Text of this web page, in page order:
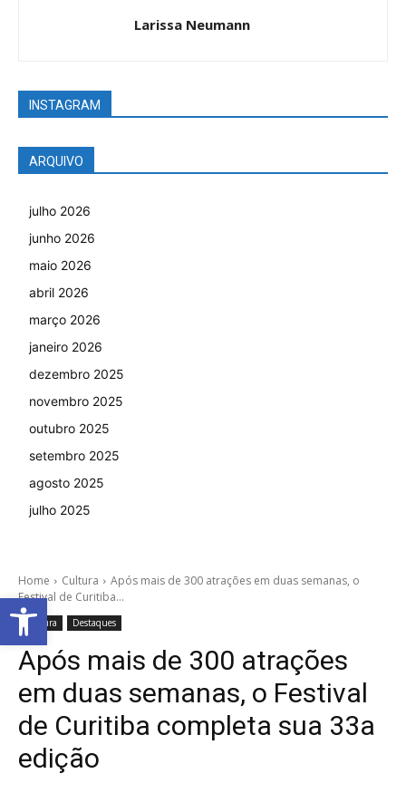
Larissa Neumann
INSTAGRAM
ARQUIVO
julho 2026
junho 2026
maio 2026
abril 2026
março 2026
janeiro 2026
dezembro 2025
novembro 2025
outubro 2025
setembro 2025
agosto 2025
julho 2025